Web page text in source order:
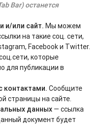
Bar) останется
и/или сайт. Мы можем
на такие соц. сети,
Facebook и Twitter.
которые
для публикации в
контактами.Сообщите
страницы на сайте.
данных — ссылка
документ будет